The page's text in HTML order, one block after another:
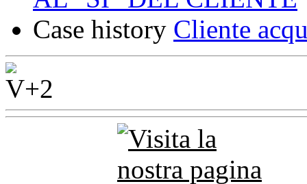
Case history Cliente